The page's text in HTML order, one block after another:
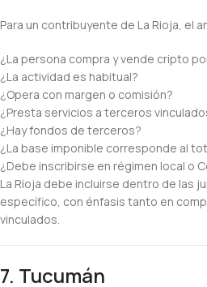
Para un contribuyente de La Rioja, el
¿La persona compra y vende cripto
¿La actividad es habitual?
¿Opera con margen o comisión?
¿Presta servicios a terceros
¿Hay fondos de terceros?
¿La base imponible corresponde al
¿Debe inscribirse en régimen local o
La Rioja debe incluirse dentro de las
específico, con énfasis tanto en
vinculados.
7. Tucumán